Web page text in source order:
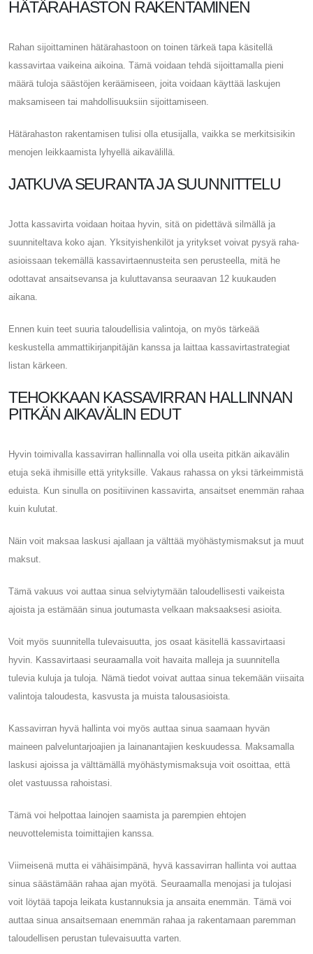
HÄTÄRAHASTON RAKENTAMINEN
Rahan sijoittaminen hätärahastoon on toinen tärkeä tapa käsitellä
kassavirtaa vaikeina aikoina. Tämä voidaan tehdä sijoittamalla pieni
määrä tuloja säästöjen keräämiseen, joita voidaan käyttää laskujen
maksamiseen tai mahdollisuuksiin sijoittamiseen.
Hätärahaston rakentamisen tulisi olla etusijalla, vaikka se merkitsisikin
menojen leikkaamista lyhyellä aikavälillä.
JATKUVA SEURANTA JA SUUNNITTELU
Jotta kassavirta voidaan hoitaa hyvin, sitä on pidettävä silmällä ja
suunniteltava koko ajan. Yksityishenkilöt ja yritykset voivat pysyä raha-
asioissaan tekemällä kassavirtaennusteita sen perusteella, mitä he
odottavat ansaitsevansa ja kuluttavansa seuraavan 12 kuukauden
aikana.
Ennen kuin teet suuria taloudellisia valintoja, on myös tärkeää
keskustella ammattikirjanpitäjän kanssa ja laittaa kassavirtastrategiat
listan kärkeen.
TEHOKKAAN KASSAVIRRAN HALLINNAN
PITKÄN AIKAVÄLIN EDUT
Hyvin toimivalla kassavirran hallinnalla voi olla useita pitkän aikavälin
etuja sekä ihmisille että yrityksille. Vakaus rahassa on yksi tärkeimmistä
eduista. Kun sinulla on positiivinen kassavirta, ansaitset enemmän rahaa
kuin kulutat.
Näin voit maksaa laskusi ajallaan ja välttää myöhästymismaksut ja muut
maksut.
Tämä vakuus voi auttaa sinua selviytymään taloudellisesti vaikeista
ajoista ja estämään sinua joutumasta velkaan maksaaksesi asioita.
Voit myös suunnitella tulevaisuutta, jos osaat käsitellä kassavirtaasi
hyvin. Kassavirtaasi seuraamalla voit havaita malleja ja suunnitella
tulevia kuluja ja tuloja. Nämä tiedot voivat auttaa sinua tekemään viisaita
valintoja taloudesta, kasvusta ja muista talousasioista.
Kassavirran hyvä hallinta voi myös auttaa sinua saamaan hyvän
maineen palveluntarjoajien ja lainanantajien keskuudessa. Maksamalla
laskusi ajoissa ja välttämällä myöhästymismaksuja voit osoittaa, että
olet vastuussa rahoistasi.
Tämä voi helpottaa lainojen saamista ja parempien ehtojen
neuvottelemista toimittajien kanssa.
Viimeisenä mutta ei vähäisimpänä, hyvä kassavirran hallinta voi auttaa
sinua säästämään rahaa ajan myötä. Seuraamalla menojasi ja tulojasi
voit löytää tapoja leikata kustannuksia ja ansaita enemmän. Tämä voi
auttaa sinua ansaitsemaan enemmän rahaa ja rakentamaan paremman
taloudellisen perustan tulevaisuutta varten.